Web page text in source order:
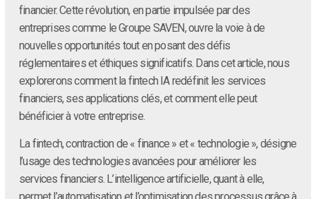
financier. Cette révolution, en partie impulsée par des
entreprises comme le Groupe SAVEN, ouvre la voie à de
nouvelles opportunités tout en posant des défis
réglementaires et éthiques significatifs. Dans cet article, nous
explorerons comment la fintech IA redéfinit les services
financiers, ses applications clés, et comment elle peut
bénéficier à votre entreprise.
La fintech, contraction de « finance » et « technologie », désigne
l’usage des technologies avancées pour améliorer les
services financiers. L’intelligence artificielle, quant à elle,